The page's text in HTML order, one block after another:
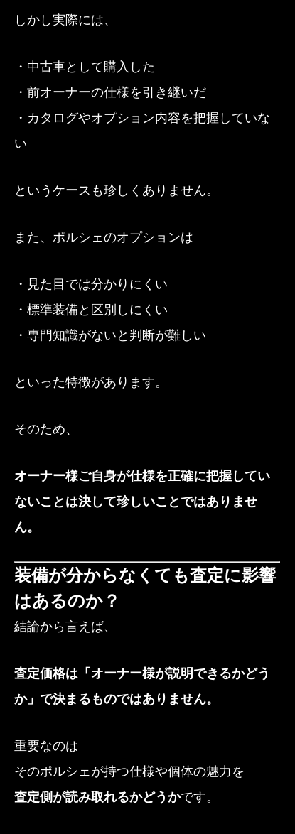
しかし実際には、
・中古車として購入した
・前オーナーの仕様を引き継いだ
・カタログやオプション内容を把握していな
い
というケースも珍しくありません。
また、ポルシェのオプションは
・見た目では分かりにくい
・標準装備と区別しにくい
・専門知識がないと判断が難しい
といった特徴があります。
そのため、
オーナー様ご自身が仕様を正確に把握してい
ないことは決して珍しいことではありませ
ん。
装備が分からなくても査定に影響
はあるのか？
結論から言えば、
査定価格は「オーナー様が説明できるかどう
か」で決まるものではありません。
重要なのは
そのポルシェが持つ仕様や個体の魅力を
査定側が読み取れるかどうかです。